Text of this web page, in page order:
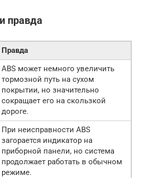
правда
Правда
ABS может немного увеличить
тормозной путь на сухом
покрытии, но значительно
сокращает его на скользкой
дороге.
При неисправности ABS
загорается индикатор на
приборной панели, но система
продолжает работать в обычном
режиме.